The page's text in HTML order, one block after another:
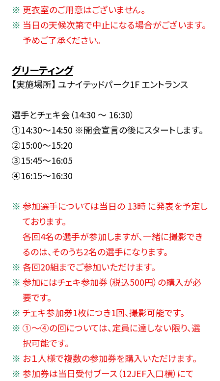
更衣室のご用意はございません。
当日の天候次第で中止になる場合がございます。
予めご了承ください。
グリーティング
【実施場所】 ユナイテッドパーク1F エントランス
選手とチェキ会（14:30 ～ 16:30）
①14:30～14:50 ※開会宣言の後にスタートします。
②15:00～15:20
③15:45～16:05
④16:15～16:30
参加選手については当日の 13時 に発表を予定し
ております。
各回4名の選手が参加しますが、一緒に撮影でき
るのは、そのうち2名の選手になります。
各回20組までご参加いただけます。
参加にはチェキ参加券（税込500円）の購入が必
要です。
チェキ参加券1枚につき1回、撮影可能です。
①～④の回については、定員に達しない限り、選
択可能です。
お１人様で複数の参加券を購入いただけます。
参加券は当日受付ブース（12JEF入口横）にて